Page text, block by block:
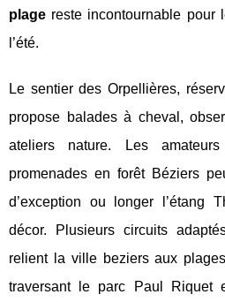
plage reste incontournable pour
l’été.
Le sentier des Orpellières,
propose balades à cheval,
ateliers nature. Les
promenades en forêt Béziers
d’exception ou longer l’étang
décor. Plusieurs circuits
relient la ville beziers aux
traversant le parc Paul Riquet